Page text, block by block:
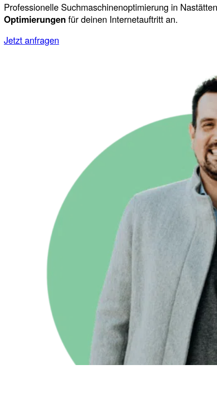
Professionelle Suchmaschinenoptimierung in
Optimierungen für deinen Internetauftritt an.
Jetzt anfragen